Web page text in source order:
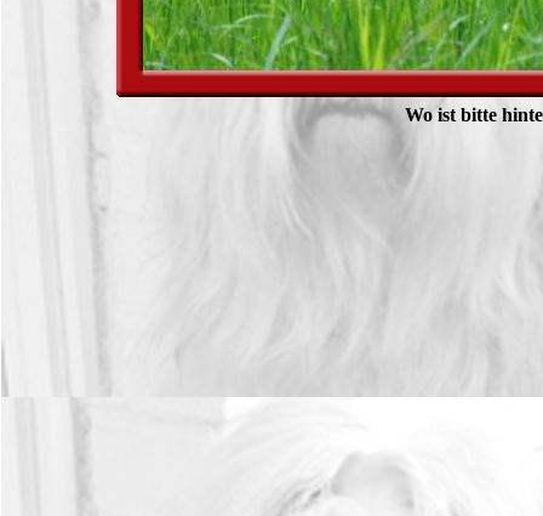
Wo ist bitte